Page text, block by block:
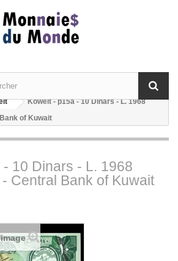
Koweït - p15a - 10 Dinars - L. 1968
of Kuwait
10 Dinars - L. 1968
Central Bank of Kuwait